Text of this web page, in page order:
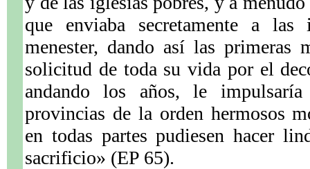
que enviaba secretamente a
menester, dando así las primeras
solicitud de toda su vida por el
andando los años, le
provincias de la orden hermosos
en todas partes pudiesen hacer
sacrificio» (EP 65).